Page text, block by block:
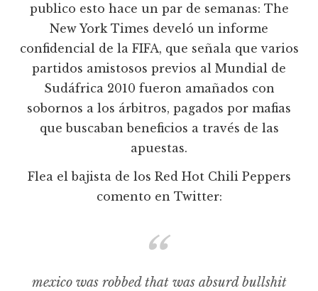
publico esto hace un par de semanas: The
New York Times develó un informe
confidencial de la FIFA, que señala que varios
partidos amistosos previos al Mundial de
Sudáfrica 2010 fueron amañados con
sobornos a los árbitros, pagados por mafias
que buscaban beneficios a través de las
apuestas.
Flea el bajista de los Red Hot Chili Peppers
comento en Twitter:
mexico was robbed that was absurd bullshit